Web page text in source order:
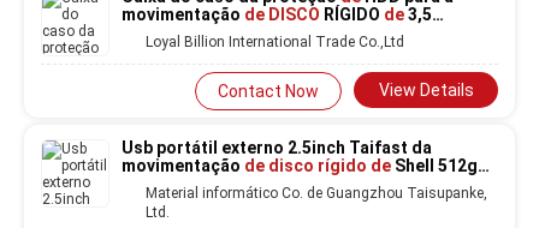
movimentação de DISCO RÍGIDO de3,5
polegadas Novo-roxa
Loyal Billion International Trade Co.,Ltd
Contact Now View Details
Usb portátil externo 2.5inch Taifast da
movimentação de disco rígido de Shell 512gb
do metal
Material informático Co. de Guangzhou Taisupanke,
Ltd.